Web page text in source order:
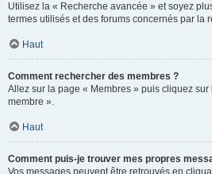
Utilisez la « Recherche avancée » et soyez
termes utilisés et des forums concernés par la
Haut
Comment rechercher des membres ?
Allez sur la page « Membres » puis cliquez
membre ».
Haut
Comment puis-je trouver mes propres
Vos messages peuvent être retrouvés en